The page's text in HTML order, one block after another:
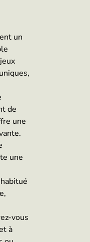
un
de
une
une
vous
à